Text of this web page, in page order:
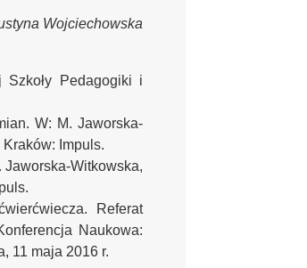
Wojciechowska
Pedagogiki i
W: M. Jaworska-
Impuls.
Jaworska-Witkowska,
Referat
Naukowa:
11 maja 2016 r.